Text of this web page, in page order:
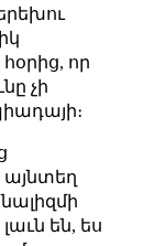
որ
չի
այնտեղ
են, ես